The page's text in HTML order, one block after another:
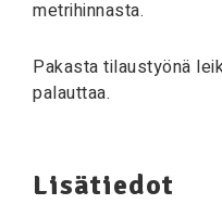
metrihinnasta.
Pakasta tilaustyönä
palauttaa.
Lisätiedot